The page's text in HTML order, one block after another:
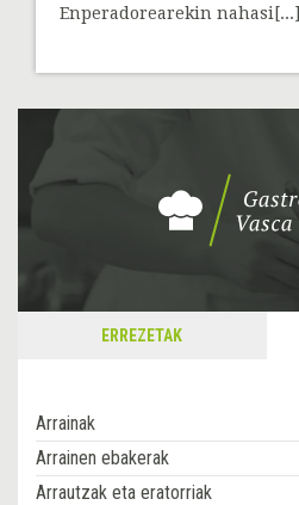
Enperadorearekin nahasi[...]
ERREZETAK
Arrainak
Arrainen ebakerak
Arrautzak eta eratorriak